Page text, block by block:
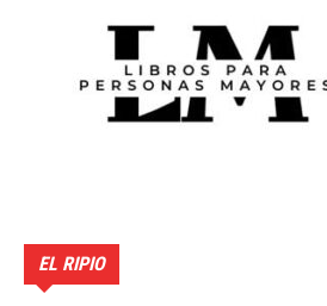
EL RIPIO